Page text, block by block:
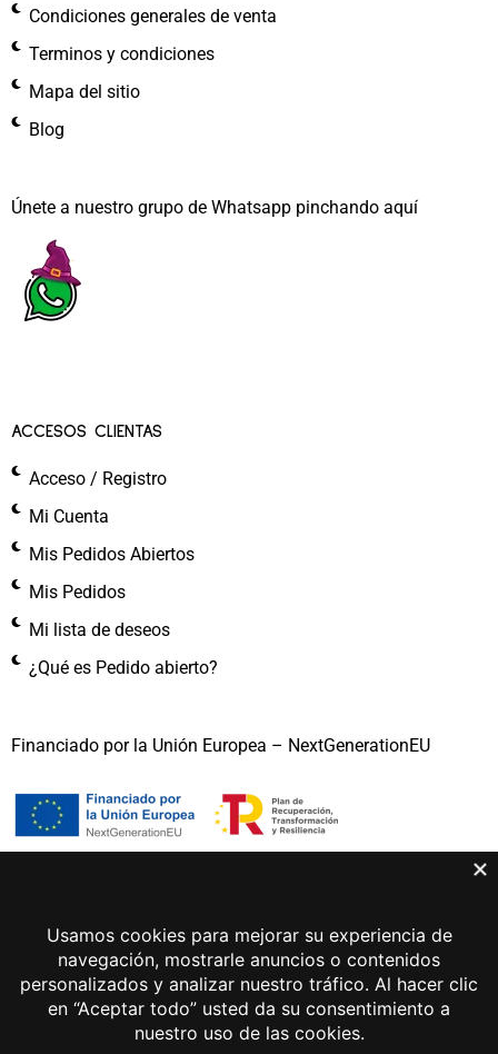
Condiciones generales de venta
Terminos y condiciones
Mapa del sitio
Blog
Únete a nuestro grupo de Whatsapp pinchando aquí​
ACCESOS CLIENTAS
Acceso / Registro
Mi Cuenta
Mis Pedidos Abiertos
Mis Pedidos
Mi lista de deseos
¿Qué es Pedido abierto?
Financiado por la Unión Europea – NextGenerationEU
Aviso legal
Política de privacidad